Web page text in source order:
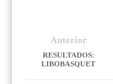
Anterior
RESULTADOS:
LIBOBASQUET